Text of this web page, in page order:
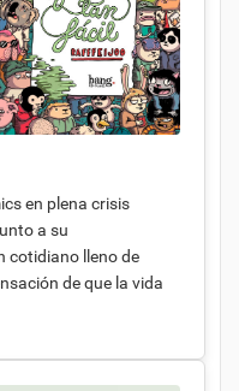
en plena crisis
a su
cotidiano lleno de
de que la vida